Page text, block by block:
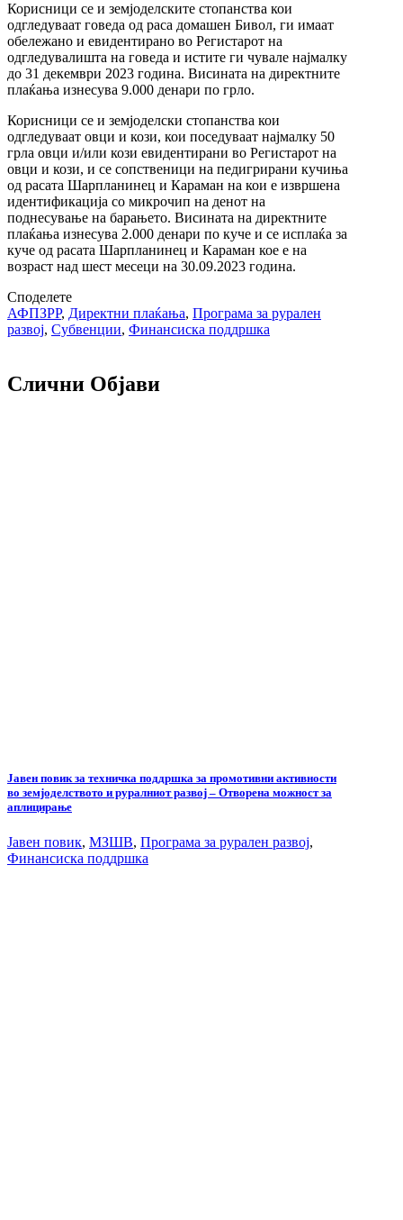
Корисници се и земјоделските стопанства кои
одгледуваат говеда од раса домашен Бивол, ги имаат
обележано и евидентирано во Регистарот на
одгледувалишта на говеда и истите ги чувале најмалку
до 31 декември 2023 година. Висината на директните
плаќања изнесува 9.000 денари по грло.
Корисници се и земјоделски стопанства кои
одгледуваат овци и кози, кои поседуваат најмалку 50
грла овци и/или кози евидентирани во Регистарот на
овци и кози, и се сопственици на педигрирани кучиња
од расата Шарпланинец и Караман на кои е извршена
идентификација со микрочип на денот на
поднесување на барањето. Висината на директните
плаќања изнесува 2.000 денари по куче и се исплаќа за
куче од расата Шарпланинец и Караман кое е на
возраст над шест месеци на 30.09.2023 година.
Споделете
АФПЗРР, Директни плаќања, Програма за рурален
развој, Субвенции, Финансиска поддршка
Слични Објави
Јавен повик за техничка поддршка за промотивни активности
во земјоделството и руралниот развој – Отворена можност за
аплицирање
Јавен повик, МЗШВ, Програма за рурален развој,
Финансиска поддршка